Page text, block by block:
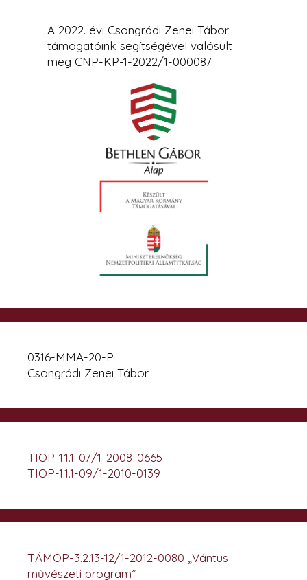
A 2022. évi Csongrádi Zenei Tábor
támogatóink segítségével valósult
meg CNP-KP-1-2022/1-000087
0316-MMA-20-P
Csongrádi Zenei Tábor
TIOP-1.1.1-07/1-2008-0665
TIOP-1.1.1-09/1-2010-0139
TÁMOP-3.2.13-12/1-2012-0080 „Vántus
művészeti program”